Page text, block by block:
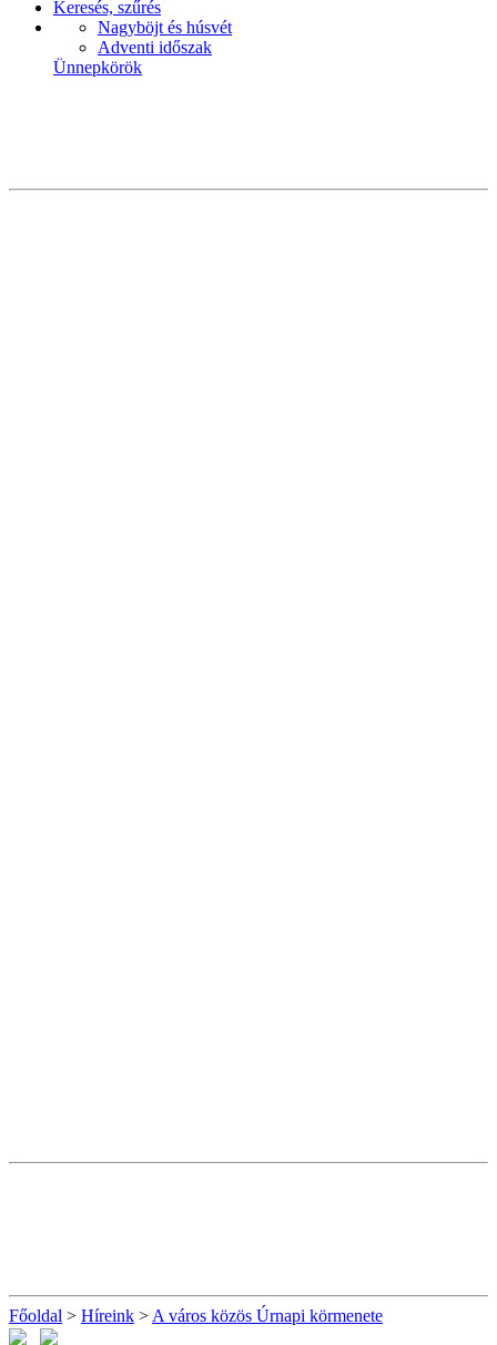
Keresés, szűrés
Nagyböjt és húsvét
Adventi időszak
Ünnepkörök
Főoldal > Híreink > A város közös Úrnapi körmenete